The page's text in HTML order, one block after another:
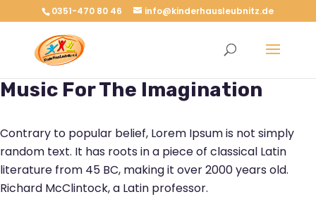
0351-470 80 46 info@kinderhausleubnitz.de
Music For The Imagination
Contrary to popular belief, Lorem Ipsum is not simply
random text. It has roots in a piece of classical Latin
literature from 45 BC, making it over 2000 years old.
Richard McClintock, a Latin professor.